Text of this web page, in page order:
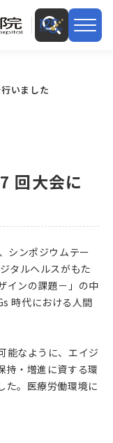
いました
回大会に
シンポジウムテー
タルヘルスがもた
インの課題－」の中
時代における人間
能なように、エイジ
持・増進に資する環
た。医療労働環境に